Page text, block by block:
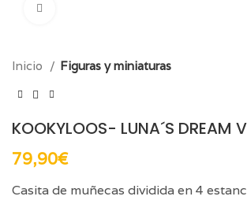
Inicio Figuras y miniaturas
KOOKYLOOS- LUNA´S DREAM
79,90€
Casita de muñecas dividida en 4